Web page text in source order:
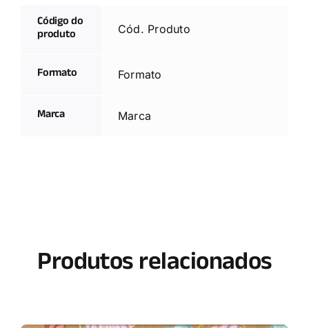
Código do
produto Cód. Produto
Formato Formato
Marca Marca
Produtos relacionados